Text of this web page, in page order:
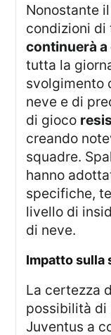
Nonostante il miglioramento delle
condizioni di
continuerà
tutta la
svolgimento
neve e di
di gioco
creando
squadre.
hanno
specifiche,
livello di
di neve.
Impatto sulla
La certezza della disputa elimina ogni
possibilità di
Juventus a